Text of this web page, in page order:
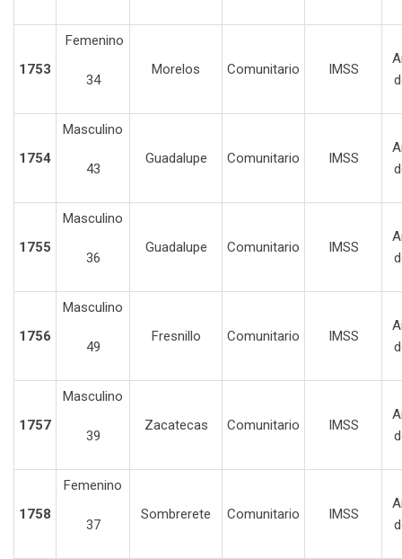
1753
Femenino
34
Morelos Comunitario IMSS
1754
Masculino
43
Guadalupe Comunitario IMSS
1755
Masculino
36
Guadalupe Comunitario IMSS
1756
Masculino
49
Fresnillo Comunitario IMSS
1757
Masculino
39
Zacatecas Comunitario IMSS
1758
Femenino
37
Sombrerete Comunitario IMSS